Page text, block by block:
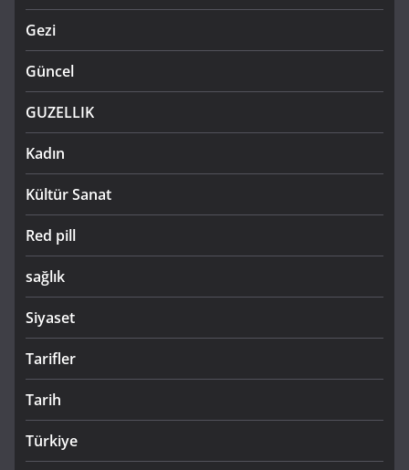
Gezi
Güncel
GUZELLIK
Kadın
Kültür Sanat
Red pill
sağlık
Siyaset
Tarifler
Tarih
Türkiye